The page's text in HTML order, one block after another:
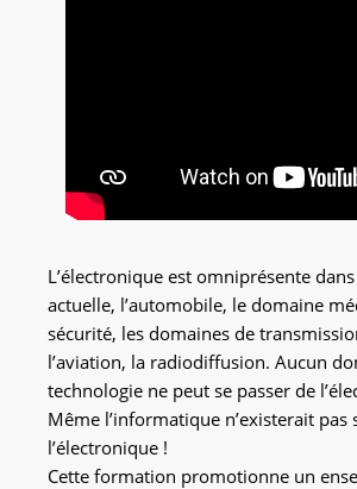
L’électronique est omniprésente
actuelle, l’automobile, le domaine
sécurité, les domaines de
l’aviation, la radiodiffusion. Aucun
technologie ne peut se passer de
Même l’informatique n’existerait pas
l’électronique !
Cette formation promotionne un